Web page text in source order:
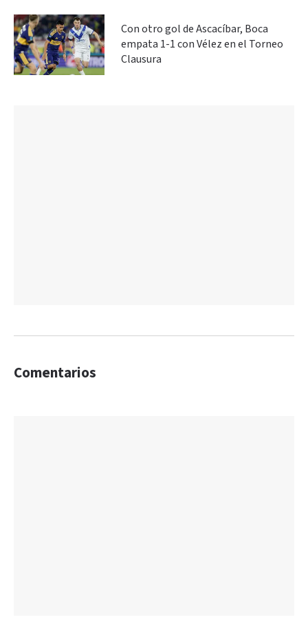
Con otro gol de Ascacíbar, Boca
empata 1-1 con Vélez en el Torneo
Clausura
Comentarios